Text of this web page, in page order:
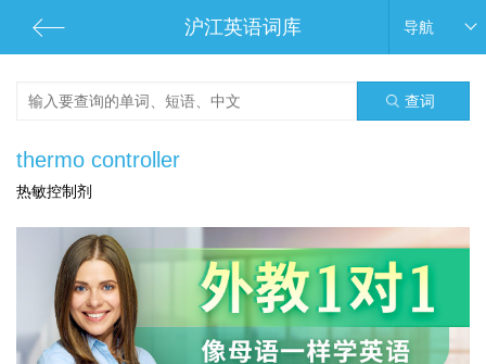
沪江英语词库 导航
查词
thermo controller
热敏控制剂